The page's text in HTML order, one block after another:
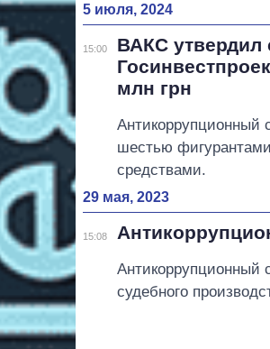
5 июля, 2024
15:00
ВАКС утвердил
млн грн
Антикоррупционный
шестью
средствами.
29 мая, 2023
15:08
Антикоррупционный
судебного